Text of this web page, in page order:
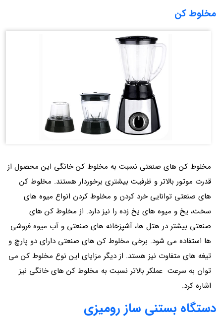
مخلوط کن
مخلوط کن های صنعتی نسبت به مخلوط کن خانگی این محصول از
قدرت موتور بالاتر و ظرفیت بیشتری برخوردار هستند. مخلوط کن
های صنعتی توانایی خرد کردن و مخلوط کردن انواع میوه های
سخت، یخ و میوه های یخ زده را نیز دارد. از مخلوط کن های
صنعتی بیشتر در هتل ها، آشپزخانه های صنعتی و آب میوه فروشی
ها استفاده می شود. برخی مخلوط کن های صنعتی دارای دو پارچ و
تیغه های متفاوت نیز هستد. از دیگر مزایای این نوع مخلوط کن می
توان به سرعت عملکر بالاتر نسبت به مخلوط کن های خانگی نیز
اشاره کرد.
دستگاه بستنی ساز رومیزی